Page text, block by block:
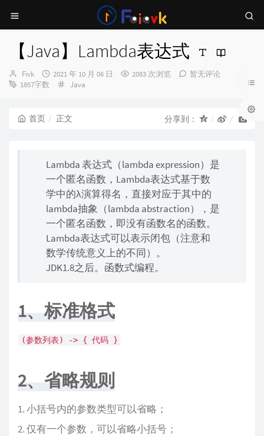
【Java】Lambda表达式
博
主：
Fivk
发
布
2021 年 10 月 06 日 2083 次浏览
暂无评论
1857字数
分
Java
首页 正文 分享到：
Lambda 表达式（lambda expression）是
一个匿名函数，Lambda表达式基于数
学中的λ演算得名，直接对应于其中的
lambda抽象（lambda abstraction），是
一个匿名函数，即没有函数名的函数。
Lambda表达式可以表示闭包（注意和
数学传统意义上的不同）。
JDK1.8之后。函数式编程。
1、标准格式
(参数列表) -> { 代码 }
2、省略规则
小括号内的参数类型可以省略；
仅有一个参数，可以省略小括号；